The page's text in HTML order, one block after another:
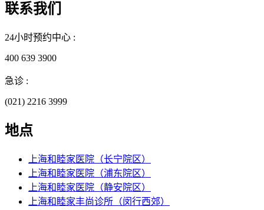
联系我们
24小时预约中心 :
400 639 3900
急诊 :
(021) 2216 3999
地点
上海和睦家医院（长宁院区）
上海和睦家医院（浦东院区）
上海和睦家医院（静安院区）
上海和睦家丰尚诊所（闵行西郊）